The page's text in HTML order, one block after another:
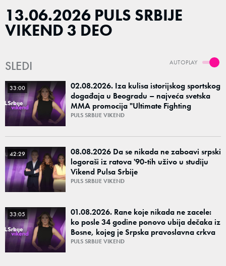
13.06.2026 PULS SRBIJE
VIKEND 3 DEO
AUTOPLAY
SLEDI
33:00
02.08.2026. Iza kulisa istorijskog sportskog
događaja u Beogradu – najveća svetska
MMA promocija "Ultimate Fighting
Championship"
PULS SRBIJE VIKEND
42:29
08.08.2026 Da se nikada ne zaboavi srpski
logoraši iz ratova '90-tih uživo u studiju
Vikend Pulsa Srbije
PULS SRBIJE VIKEND
33:05
01.08.2026. Rane koje nikada ne zacele:
ko posle 34 godine ponovo ubija dečaka iz
Bosne, kojeg je Srpska pravoslavna crkva
proglasila svetim novomučenikom?
PULS SRBIJE VIKEND